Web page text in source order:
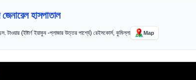
হাসপাতাল
টাওয়ার (ইষ্টার্ণ ইয়াকুব -প্লাজার উত্তর পার্শ্বে) রেইসকোর্স, কুমিল্লা Map